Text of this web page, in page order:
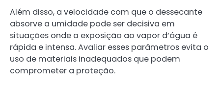
Além disso, a velocidade com que o dessecante
absorve a umidade pode ser decisiva em
situações onde a exposição ao vapor d’água é
rápida e intensa. Avaliar esses parâmetros evita o
uso de materiais inadequados que podem
comprometer a proteção.